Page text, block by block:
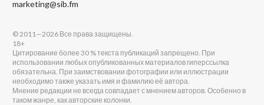
marketing@sib.fm
© 2011—2026 Все права защищены.
18+
Цитирование более 30 % текста публикаций запрещено. При
использовании любых опубликованных материалов гиперссылка
обязательна. При заимствовании фотографии или иллюстрации
необходимо также указать имя и фамилию её автора.
Мнение редакции не всегда совпадает с мнением авторов. Особенно в
таком жанре, как авторские колонки.